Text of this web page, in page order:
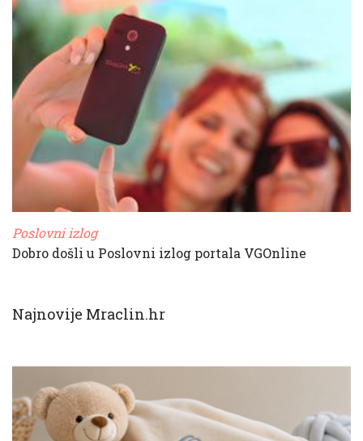
Poslovni izlog
Dobro došli u Poslovni izlog portala VGOnline
Najnovije Mraclin.hr